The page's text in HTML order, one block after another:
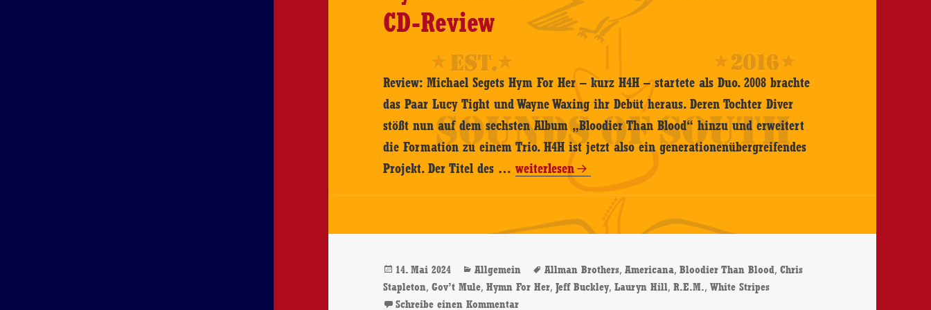
CD-Review
Review: Michael Segets Hym For Her – kurz H4H – startete als Duo. 2008 brachte
das Paar Lucy Tight und Wayne Waxing ihr Debüt heraus. Deren Tochter Diver
stößt nun auf dem sechsten Album „Bloodier Than Blood“ hinzu und erweitert
die Formation zu einem Trio. H4H ist jetzt also ein generationenübergreifendes
Projekt. Der Titel des …Hymn
–
Than
weiterlesen
Veröffentlicht
am
14. Mai 2024 Kategorien
Allgemein Schlagwörter
Allman Brothers,Americana,Bloodier Than Blood,Chris
Stapleton,Gov’t Mule,Hymn For Her,Jeff Buckley,Lauryn Hill,R.E.M.,White Stripes
Schreibe einen Kommentarzu Hymn For Her – Bloodier Than Blood – CD-Review